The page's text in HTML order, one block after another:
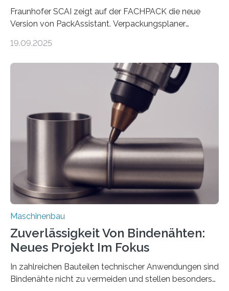
Fraunhofer SCAI zeigt auf der FACHPACK die neue
Version von PackAssistant. Verpackungsplaner
Automobil, Maschinenbau und in der Zulieferindustrie.
Teile als eine Einheit verpacken. Die Anordnung kann
der Benutzer vorgeben und erhält so mehr Kontrolle
über die Positionierung der Bauteile. Die ebenfalls neue
Automatisierungsschnittstelle dient dazu, die Software
besser in spezifische Unternehmensprozesse
einzubinden. Sankt Augustin – Zur Messe FACHPACK
vom 23. bis 25. September in Nürnberg…
19.09.2025
Maschinenbau
Zuverlässigkeit Von Bindenähten:
Neues Projekt Im Fokus
In zahlreichen Bauteilen technischer Anwendungen sind
Bindenähte nicht zu vermeiden und stellen besonders